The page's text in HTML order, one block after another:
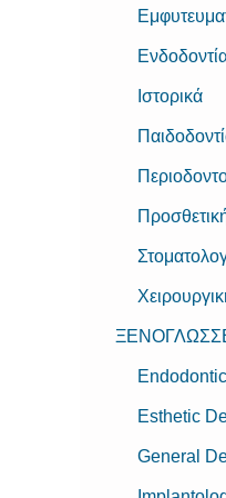
Ιστορικά
Esthetic
General